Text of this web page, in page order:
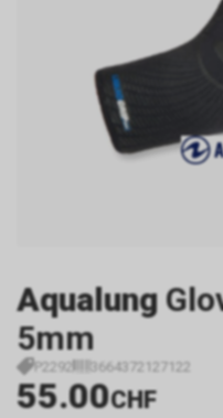
Aqualung
5mm
P2292 3664372127122
55.00CHF